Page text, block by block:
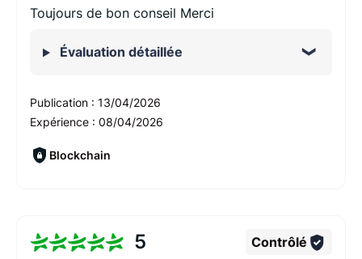
Toujours de bon conseil Merci
Évaluation détaillée
Publication : 13/04/2026
Expérience : 08/04/2026
Blockchain
5 Contrôlé